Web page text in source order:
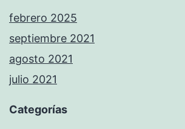
febrero 2025
septiembre 2021
agosto 2021
julio 2021
Categorías